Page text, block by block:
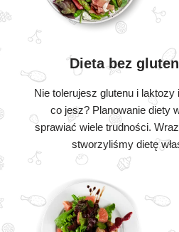
Dieta bez
Nie tolerujesz glutenu i
co jesz? Planowanie diety
sprawiać wiele trudności.
stworzyliśmy dietę